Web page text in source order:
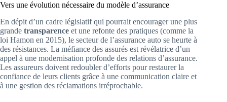
Vers une évolution nécessaire du modèle d’assurance
En dépit d’un cadre législatif qui pourrait encourager une plus
grande transparence et une refonte des pratiques (comme la
loi Hamon en 2015), le secteur de l’assurance auto se heurte à
des résistances. La méfiance des assurés est révélatrice d’un
appel à une modernisation profonde des relations d’assurance.
Les assureurs doivent redoubler d’efforts pour restaurer la
confiance de leurs clients grâce à une communication claire et
à une gestion des réclamations irréprochable.